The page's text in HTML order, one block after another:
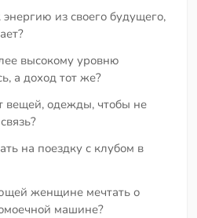
из своего будущего,
высокому уровню
а доход тот же?
вещей, одежды, чтобы не
на поездку с клубом в
женщине мечтать о
машине?